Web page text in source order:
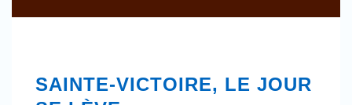
SAINTE-VICTOIRE, LE JOUR